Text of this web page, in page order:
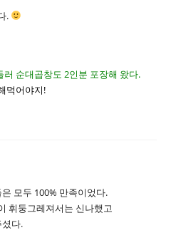
.
러 순대곱창도 2인분 포장해 왔다.
먹어야지!
모두 100% 만족이었다.
휘둥그레져서는 신나했고
다.